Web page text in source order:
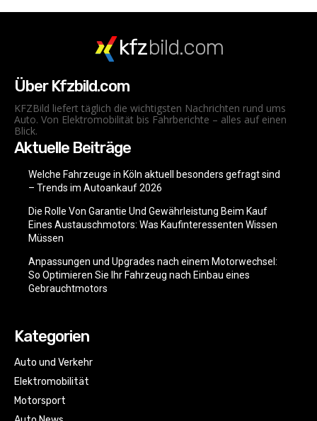
kfzbild.com
Über Kfzbild.com
KFZBild liefert täglich die wichtigsten Nachrichten rund ums
Auto. Von Elektromobilität bis Fahrberichte – alles auf einen
Blick.
Aktuelle Beiträge
Welche Fahrzeuge in Köln aktuell besonders gefragt sind
– Trends im Autoankauf 2026
Die Rolle Von Garantie Und Gewährleistung Beim Kauf
Eines Austauschmotors: Was Kaufinteressenten Wissen
Müssen
Anpassungen und Upgrades nach einem Motorwechsel:
So Optimieren Sie Ihr Fahrzeug nach Einbau eines
Gebrauchtmotors
Kategorien
Auto und Verkehr
Elektromobilität
Motorsport